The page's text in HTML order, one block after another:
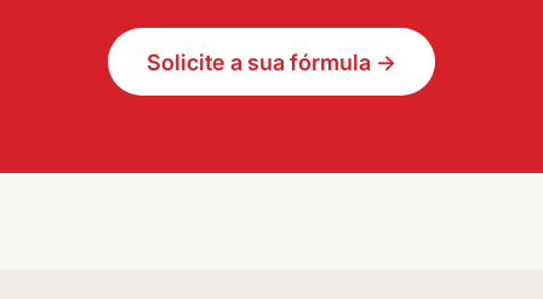
Solicite a sua fórmula →